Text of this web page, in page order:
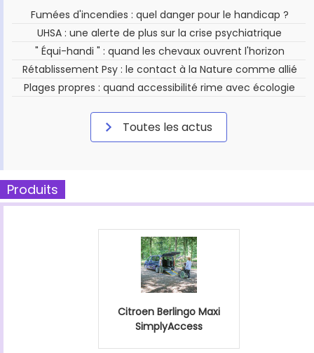
Fumées d'incendies : quel danger pour le handicap ?
UHSA : une alerte de plus sur la crise psychiatrique
" Équi-handi " : quand les chevaux ouvrent l'horizon
Rétablissement Psy : le contact à la Nature comme allié
Plages propres : quand accessibilité rime avec écologie
Toutes les actus
Produits
Citroen Berlingo Maxi
SimplyAccess